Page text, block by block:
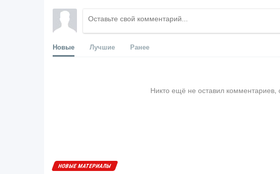
Новые Лучшие Ранее
Никто ещё не оставил комментариев,
НОВЫЕ МАТЕРИАЛЫ